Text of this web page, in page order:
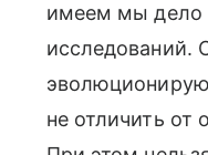
имеем мы дело
исследований.
не отличить от